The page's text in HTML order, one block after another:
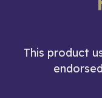
This product